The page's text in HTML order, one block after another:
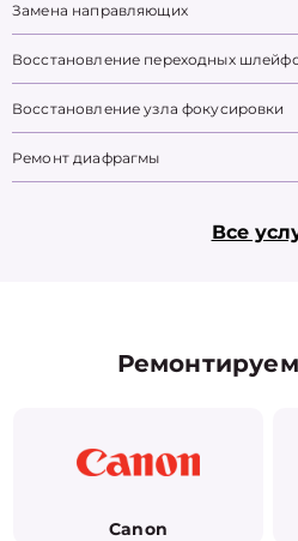
Замена направляющих
Восстановление переходных
Восстановление узла фокусировки
Ремонт диафрагмы
Все
Ремонтируем
Canon